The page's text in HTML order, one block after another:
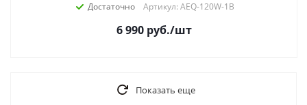
Достаточно Артикул: AEQ-120W-1B
6 990 руб./шт
Показать еще